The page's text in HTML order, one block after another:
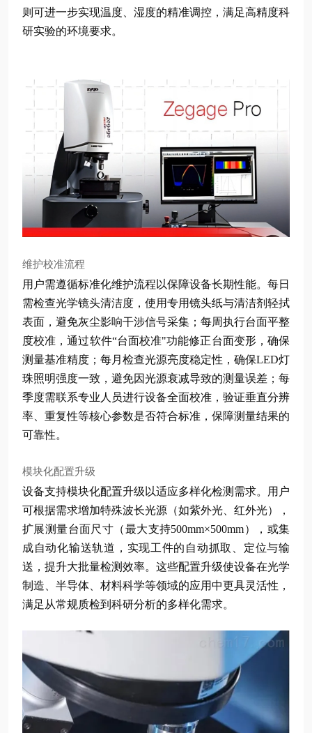
则可进一步实现温度、湿度的精准调控，满足高精度科
研实验的环境要求。
维护校准流程
用户需遵循标准化维护流程以保障设备长期性能。每日
需检查光学镜头清洁度，使用专用镜头纸与清洁剂轻拭
表面，避免灰尘影响干涉信号采集；每周执行台面平整
度校准，通过软件“台面校准"功能修正台面变形，确保
测量基准精度；每月检查光源亮度稳定性，确保LED灯
珠照明强度一致，避免因光源衰减导致的测量误差；每
季度需联系专业人员进行设备全面校准，验证垂直分辨
率、重复性等核心参数是否符合标准，保障测量结果的
可靠性。
模块化配置升级
设备支持模块化配置升级以适应多样化检测需求。用户
可根据需求增加特殊波长光源（如紫外光、红外光），
扩展测量台面尺寸（最大支持500mm×500mm），或集
成自动化输送轨道，实现工件的自动抓取、定位与输
送，提升大批量检测效率。这些配置升级使设备在光学
制造、半导体、材料科学等领域的应用中更具灵活性，
满足从常规质检到科研分析的多样化需求。